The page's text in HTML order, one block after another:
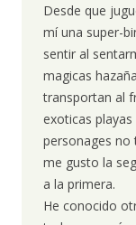
Desde que
mí una super-
sentir al
magicas
transportan al
exoticas
personages no
me gusto la
a la primera.
He conocido